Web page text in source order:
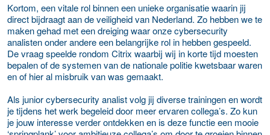
Kortom, een vitale rol binnen een unieke organisatie waarin jij
direct bijdraagt aan de veiligheid van Nederland. Zo hebben we te
maken gehad met een dreiging waar onze cybersecurity
analisten onder andere een belangrijke rol in hebben gespeeld.
De vraag speelde rondom Citrix waarbij wij in korte tijd moesten
bepalen of de systemen van de nationale politie kwetsbaar waren
en of hier al misbruik van was gemaakt.
Als junior cybersecurity analist volg jij diverse trainingen en wordt
je tijdens het werk begeleid door meer ervaren collega’s. Zo kun
je jouw interesse verder ontdekken en is deze functie een mooie